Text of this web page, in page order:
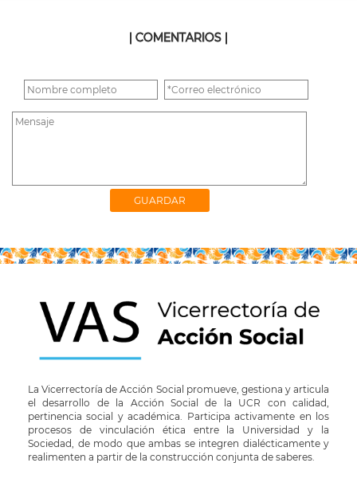
| COMENTARIOS |
La Vicerrectoría de Acción Social promueve, gestiona y articula
el desarrollo de la Acción Social de la UCR con calidad,
pertinencia social y académica. Participa activamente en los
procesos de vinculación ética entre la Universidad y la
Sociedad, de modo que ambas se integren dialécticamente y
realimenten a partir de la construcción conjunta de saberes.